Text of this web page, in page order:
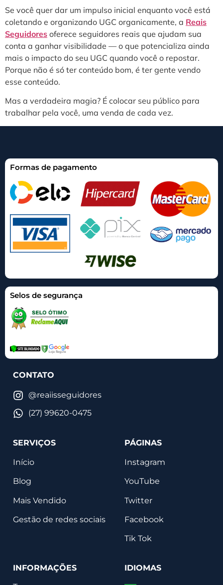
Se você quer dar um impulso inicial enquanto você está
coletando e organizando UGC organicamente, a Reais
Seguidores oferece seguidores reais que ajudam sua
conta a ganhar visibilidade — o que potencializa ainda
mais o impacto do seu UGC quando você o repostar.
Porque não é só ter conteúdo bom, é ter gente vendo
esse conteúdo.
Mas a verdadeira magia? É colocar seu público para
trabalhar pela você, uma venda de cada vez.
Formas de pagamento
Selos de segurança
CONTATO
@reaiisseguidores
(27) 99620-0475
SERVIÇOS
Início
Blog
Mais Vendido
Gestão de redes sociais
PÁGINAS
Instagram
YouTube
Twitter
Facebook
Tik Tok
INFORMAÇÕES IDIOMAS